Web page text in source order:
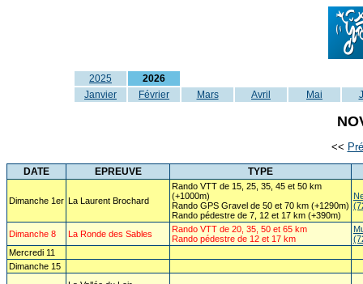
2025
2026
Janvier
Février Mars Avril Mai
<<
DATE EPREUVE TYPE
Dimanche 1er La Laurent Brochard
Rando VTT de 15, 25, 35, 45 et 50 km
(+1000m)
Rando GPS Gravel de 50 et 70 km (+1290m)
Rando pédestre de 7, 12 et 17 km (+390m)
Dimanche 8 La Ronde des Sables
Rando VTT de 20, 35, 50 et 65 km
Rando pédestre de 12 et 17 km
Mercredi 11
Dimanche 15